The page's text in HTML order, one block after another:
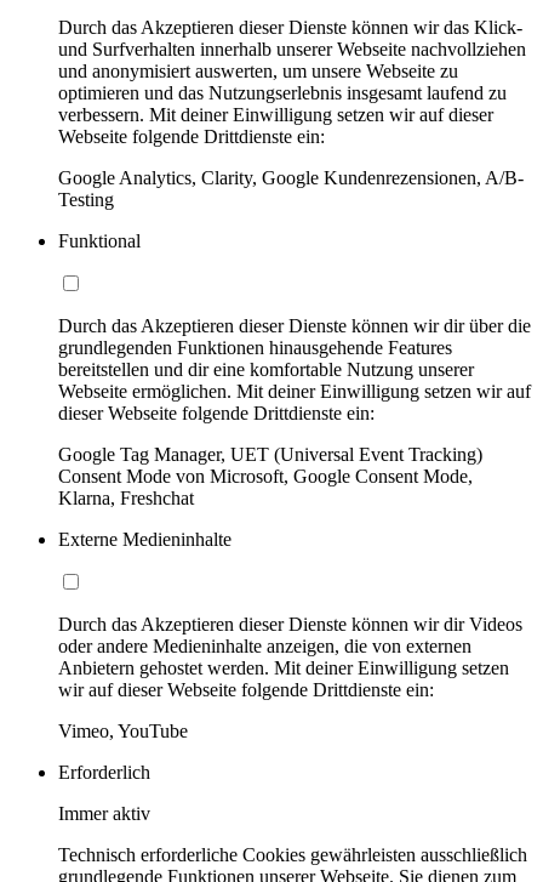
Durch das Akzeptieren dieser Dienste können wir das Klick-
und Surfverhalten innerhalb unserer Webseite nachvollziehen
und anonymisiert auswerten, um unsere Webseite zu
optimieren und das Nutzungserlebnis insgesamt laufend zu
verbessern. Mit deiner Einwilligung setzen wir auf dieser
Webseite folgende Drittdienste ein:
Google Analytics, Clarity, Google Kundenrezensionen, A/B-
Testing
Funktional
Durch das Akzeptieren dieser Dienste können wir dir über die
grundlegenden Funktionen hinausgehende Features
bereitstellen und dir eine komfortable Nutzung unserer
Webseite ermöglichen. Mit deiner Einwilligung setzen wir auf
dieser Webseite folgende Drittdienste ein:
Google Tag Manager, UET (Universal Event Tracking)
Consent Mode von Microsoft, Google Consent Mode,
Klarna, Freshchat
Externe Medieninhalte
Durch das Akzeptieren dieser Dienste können wir dir Videos
oder andere Medieninhalte anzeigen, die von externen
Anbietern gehostet werden. Mit deiner Einwilligung setzen
wir auf dieser Webseite folgende Drittdienste ein:
Vimeo, YouTube
Erforderlich
Immer aktiv
Technisch erforderliche Cookies gewährleisten ausschließlich
grundlegende Funktionen unserer Webseite. Sie dienen zum